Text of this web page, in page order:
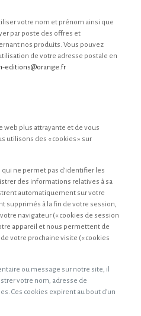
votre nom et prénom ainsi que
par poste des offres et
nos produits. Vous pouvez
de votre adresse postale en
editions@orange.fr
web plus attrayante et de vous
utilisons des « cookies » sur
ne permet pas d’identifier les
des informations relatives à sa
automatiquement sur votre
supprimés à la fin de votre session,
navigateur (« cookies de session
appareil et nous permettent de
votre prochaine visite (« cookies
ou message sur notre site, il
votre nom, adresse de
Ces cookies expirent au bout d’un